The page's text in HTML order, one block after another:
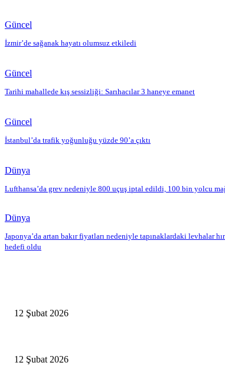
Güncel
İzmir’de sağanak hayatı olumsuz etkiledi
Güncel
Tarihi mahallede kış sessizliği: Sarıhacılar 3 haneye emanet
Güncel
İstanbul’da trafik yoğunluğu yüzde 90’a çıktı
Dünya
Lufthansa’da grev nedeniyle 800 uçuş iptal edildi, 100 bin yolcu
Dünya
Japonya’da artan bakır fiyatları nedeniyle tapınaklardaki levhalar
hedefi oldu
12 Şubat 2026
12 Şubat 2026